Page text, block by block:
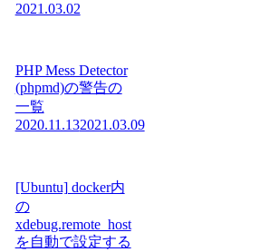
2021.03.02
PHP Mess Detector
(phpmd)の警告の
一覧
2020.11.132021.03.09
[Ubuntu] docker内
の
xdebug.remote_host
を自動で設定する